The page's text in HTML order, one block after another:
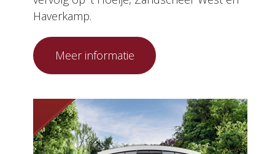
Haverkamp.